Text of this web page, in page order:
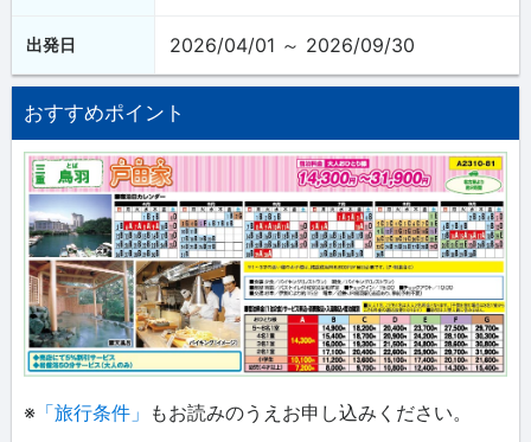
出発日 2026/04/01 ～ 2026/09/30
おすすめポイント
※ 「旅行条件」 もお読みのうえお申し込みください。